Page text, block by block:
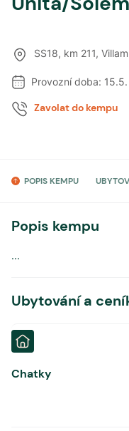
SS18, km 211,
Provozní doba: 15.5.
Zavolat do kempu
POPIS KEMPU
Popis kempu
...
Ubytování a
Chatky